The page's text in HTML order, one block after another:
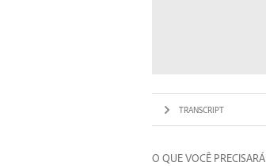
TRANSCRIPT
O QUE VOCÊ PRECISARÁ